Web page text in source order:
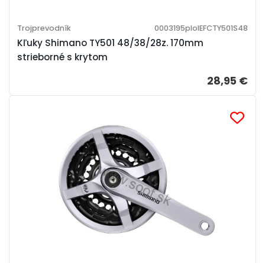
Kľuky Shimano TY501 48/38/28z. 170mm
strieborné s krytom
Trojprevodník 0003195ploIEFCTY501S48
28,95 €